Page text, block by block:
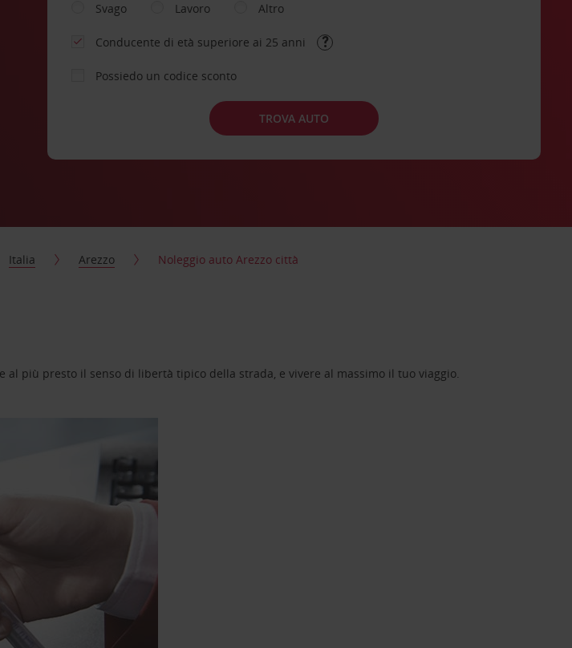
Svago
Lavoro Altro
Conducente di età superiore ai 25 anni
Possiedo un codice sconto
TROVA AUTO
Italia Arezzo Noleggio auto Arezzo città
al più presto il senso di libertà tipico della strada, e vivere al massimo il tuo viaggio.